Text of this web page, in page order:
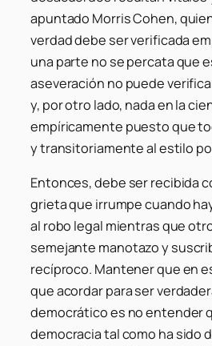
apuntado Morris Cohen,
verdad debe ser verificada
una parte no se percata que
aseveración no puede
y, por otro lado, nada en la
empíricamente puesto que
y transitoriamente al estilo
Entonces, debe ser recibida
grieta que irrumpe cuando
al robo legal mientras que
semejante manotazo y
recíproco. Mantener que en
que acordar para ser
democrático es no entender
democracia tal como ha sido